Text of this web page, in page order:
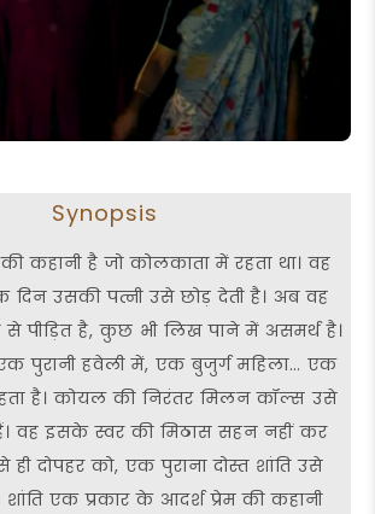
Synopsis
है जो कोलकाता में रहता था। वह
दिन उसकी पत्नी उसे छोड़ देती है। अब वह
पीड़ित है, कुछ भी लिख पाने में असमर्थ है।
पुरानी हवेली में, एक बुजुर्ग महिला… एक
है। कोयल की निरंतर मिलन कॉल्स उसे
वह इसके स्वर की मिठास सहन नहीं कर
दोपहर को, एक पुराना दोस्त शांति उसे
एक प्रकार के आदर्श प्रेम की कहानी